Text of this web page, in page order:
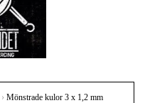
› Mönstrade kulor 3 x 1,2 mm